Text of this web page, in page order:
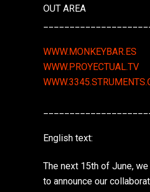
OUT AREA
WWW.MONKEYBAR.ES
WWW.PROYECTUAL.TV
English text:
The next 15th of June,
to announce our